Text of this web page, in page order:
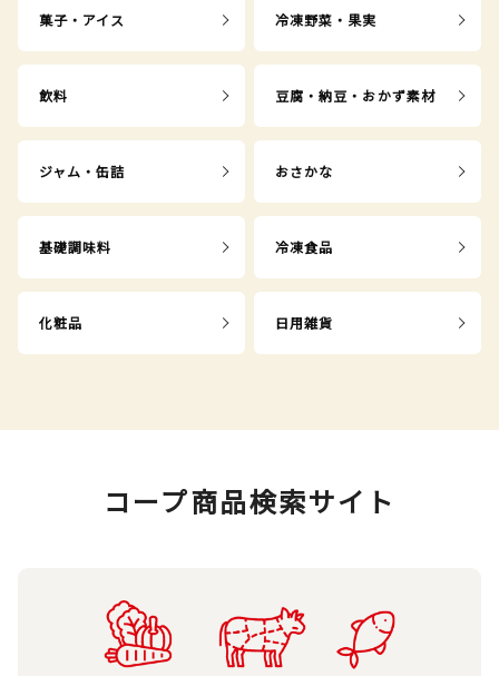
菓子・アイス 冷凍野菜・果実
飲料 豆腐・納豆・おかず素材
ジャム・缶詰 おさかな
基礎調味料 冷凍食品
化粧品 日用雑貨
コープ商品検索サイト